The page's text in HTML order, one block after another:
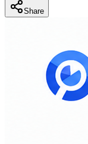
Share